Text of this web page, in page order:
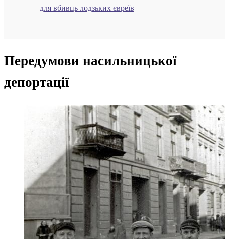
для вбивць лодзьких євреїв
Передумови насильницької
депортації